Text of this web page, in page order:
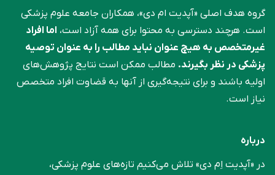
گروه هدف اصلی «آپدیت ام دی»، همکاران جامعه علوم ‌پزشکی
است. هرچند دسترسی به محتوا برای همه آزاد است، اما افراد
غیرمتخصص به هیچ عنوان نباید مطالب را به عنوان توصیه
پزشکی در نظر بگیرند. مطالب ممکن است نتایج پژوهش‌های
اولیه باشند و برای نتیجه‌گیری از آنها به قضاوت افراد متخصص
نیاز است.
درباره
در «آپدیت اِم دی» تلاش می‌کنیم تازه‌های علوم پزشکی،